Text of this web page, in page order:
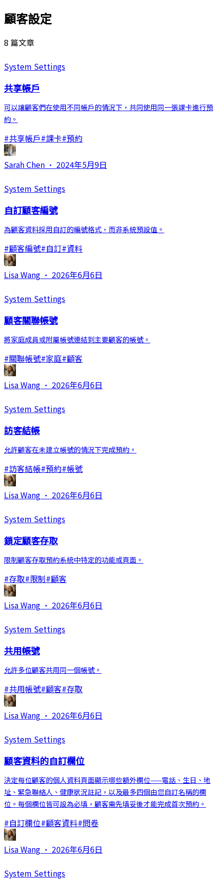
顧客設定
8 篇文章
System Settings
共享帳戶
可以讓顧客們在使用不同帳戶的情況下，共同使用同一張課卡進行預
約。
#共享帳戶#課卡#預約
Sarah Chen · 2024年5月9日
System Settings
自訂顧客編號
為顧客資料採用自訂的編號格式，而非系統預設值。
#顧客編號#自訂#資料
Lisa Wang · 2026年6月6日
System Settings
顧客關聯帳號
將家庭成員或附屬帳號連結到主要顧客的帳號。
#關聯帳號#家庭#顧客
Lisa Wang · 2026年6月6日
System Settings
訪客結帳
允許顧客在未建立帳號的情況下完成預約。
#訪客結帳#預約#帳號
Lisa Wang · 2026年6月6日
System Settings
鎖定顧客存取
限制顧客存取預約系統中特定的功能或頁面。
#存取#限制#顧客
Lisa Wang · 2026年6月6日
System Settings
共用帳號
允許多位顧客共用同一個帳號。
#共用帳號#顧客#存取
Lisa Wang · 2026年6月6日
System Settings
顧客資料的自訂欄位
決定每位顧客的個人資料頁面顯示哪些額外欄位——電話、生日、地
址、緊急聯絡人、健康狀況註記，以及最多四個由您自訂名稱的欄
位。每個欄位皆可設為必填，顧客需先填妥後才能完成首次預約。
#自訂欄位#顧客資料#問卷
Lisa Wang · 2026年6月6日
System Settings